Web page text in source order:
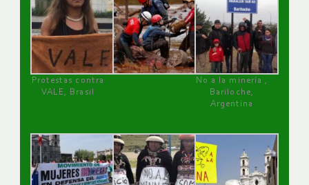
Protestas contra
VALE, Brasil
No a la minería ,
Bariloche,
Argentina